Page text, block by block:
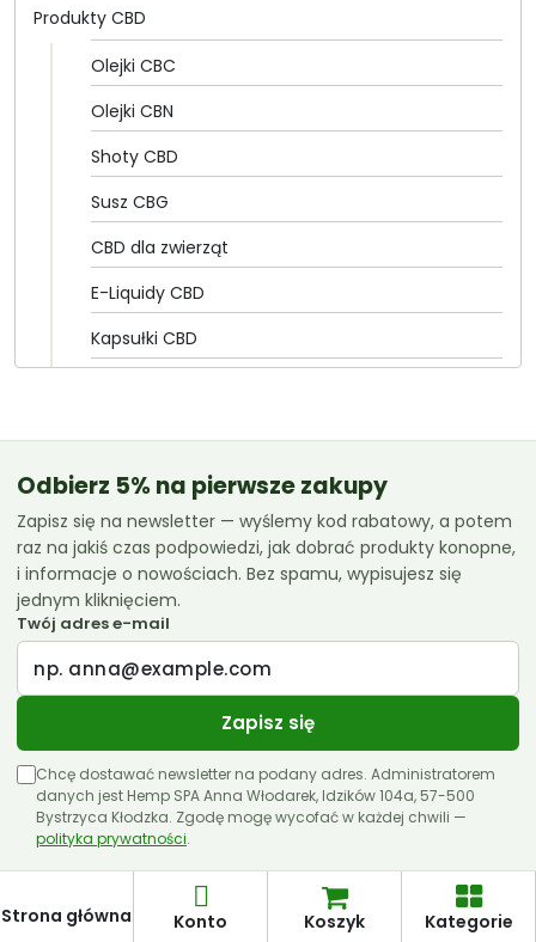
Produkty CBD
Olejki CBC
Olejki CBN
Shoty CBD
Susz CBG
CBD dla zwierząt
E-Liquidy CBD
Kapsułki CBD
Essenz
Euphoria
Femicanna
Kombinat Konopny
Liroyal
Olejki CBD 10ml
Olejki CBD 11ml
Olejki CBD 12ml
Olejki CBD 30ml
Papa Hemp
Odbierz 5% na pierwsze zakupy
Zapisz się na newsletter — wyślemy kod rabatowy, a potem
raz na jakiś czas podpowiedzi, jak dobrać produkty konopne,
i informacje o nowościach. Bez spamu, wypisujesz się
jednym kliknięciem.
Twój adres e-mail
Zapisz się
Chcę dostawać newsletter na podany adres. Administratorem
danych jest Hemp SPA Anna Włodarek, Idzików 104a, 57-500
Bystrzyca Kłodzka. Zgodę mogę wycofać w każdej chwili —
polityka prywatności.
Strona główna Konto Koszyk Kategorie